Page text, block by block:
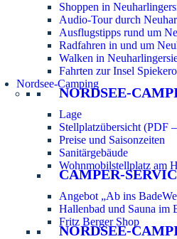
Shoppen in
Audio-Tour durch
Ausflugstipps rund um
Radfahren in und um
Walken in
Fahrten zur Insel
Nordsee-Camping
NORDSEE-
Lage
Stellplatzübersicht (PDF
Preise und Saisonzeiten
Sanitärgebäude
Wohnmobilstellplatz am
CAMPER-
Angebot „Ab ins
Hallenbad und Sauna im
Fritz Berger Shop
NORDSEE-